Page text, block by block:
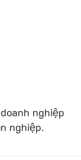
nghiệp
nghiệp.